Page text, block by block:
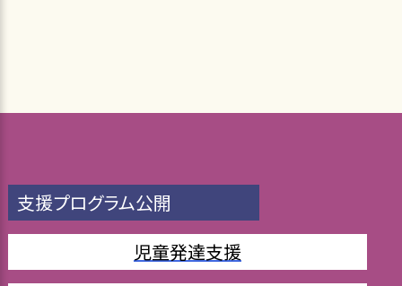
支援プログラム公開
児童発達支援